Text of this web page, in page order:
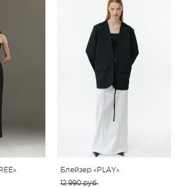
Блейзер «PLAY»
12 990 pуб.